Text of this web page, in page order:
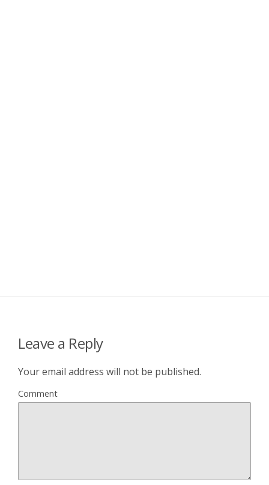
Leave a Reply
Your email address will not be published.
Comment